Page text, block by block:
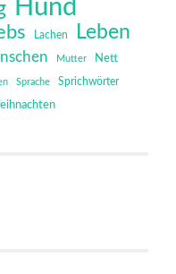
Hund
Lachen Leben
Mutter Nett
Sprache Sprichwörter